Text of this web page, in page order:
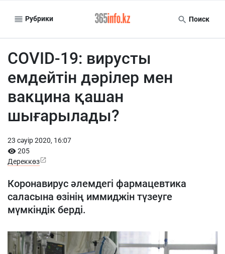
Рубрики Поиск
COVID-19: вирусты
емдейтін дәрілер мен
вакцина қашан
шығарылады?
23 сәуiр 2020, 16:07
205
Дереккөз
Коронавирус әлемдегі фармацевтика
саласына өзінің иммиджін түзеуге
мүмкіндік берді.